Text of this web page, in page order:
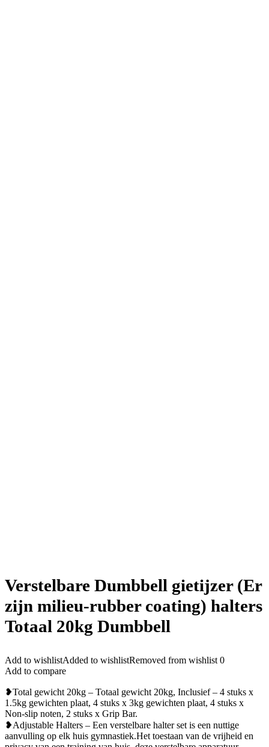
Verstelbare Dumbbell gietijzer (Er
zijn milieu-rubber coating) halters
Totaal 20kg Dumbbell
Add to wishlistAdded to wishlistRemoved from wishlist 0
Add to compare
❥Total gewicht 20kg – Totaal gewicht 20kg, Inclusief – 4 stuks x
1.5kg gewichten plaat, 4 stuks x 3kg gewichten plaat, 4 stuks x
Non-slip noten, 2 stuks x Grip Bar.
❥Adjustable Halters – Een verstelbare halter set is een nuttige
aanvulling op elk huis gymnastiek.Het toestaan ​​van de vrijheid en